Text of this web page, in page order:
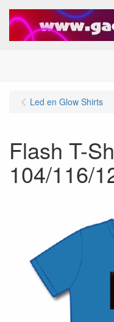
Led en Glow Shirts
Flash T-
104/116/